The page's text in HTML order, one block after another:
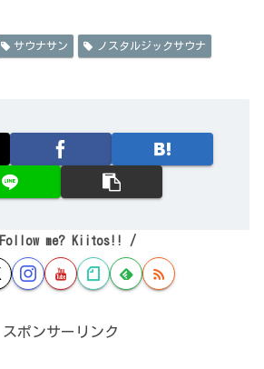
サウナサン ノスタルジックサウナ
Follow me? Kiitos!!
スポンサーリンク